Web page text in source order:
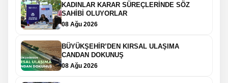
KADINLAR KARAR SÜREÇLERİNDE SÖZ
SAHİBİ OLUYORLAR
08 Ağu 2026
BÜYÜKŞEHİR’DEN KIRSAL ULAŞIMA
CANDAN DOKUNUŞ
08 Ağu 2026